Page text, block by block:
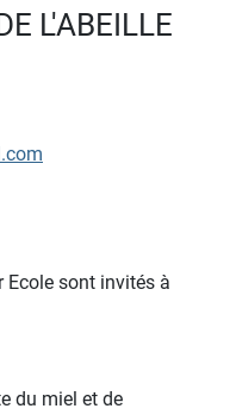
L'ABEILLE
Ecole sont invités à
du miel et de